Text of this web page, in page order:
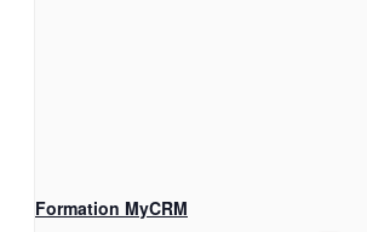
Formation MyCRM